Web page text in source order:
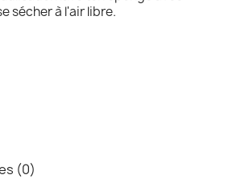
sécher à l'air libre.
(0)